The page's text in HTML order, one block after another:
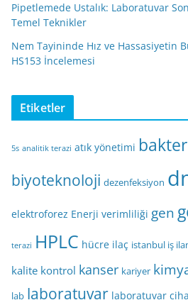
Pipetlemede Ustalık: Laboratuvar
Temel Teknikler
Nem Tayininde Hız ve Hassasiyetin
HS153 İncelemesi
Etiketler
5s analitik terazi atık yönetimi
biyoteknoloji dezenfeksiyon
elektroforez Enerji verimliliği gen
terazi HPLC hücre ilaç istanbul iş
kalite kontrol kanser kariyer
lab laboratuvar laboratuvar